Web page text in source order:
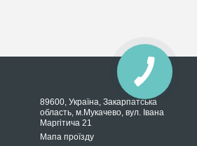
89600, Україна, Закарпатська
область, м.Мукачево, вул. Івана
Маргітича 21
Мапа проїзду